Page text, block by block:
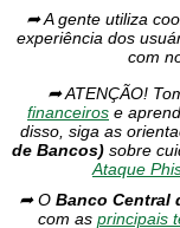
➦ A gente utiliza
experiência dos
com
➦ ATENÇÃO!
financeiros e
disso, siga as
de Bancos) sobre
Ataque
➦ O Banco Central
com as principais